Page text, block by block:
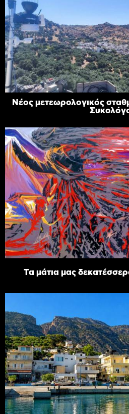
Νέος μετεωρολογικός
Τα μάτια μας